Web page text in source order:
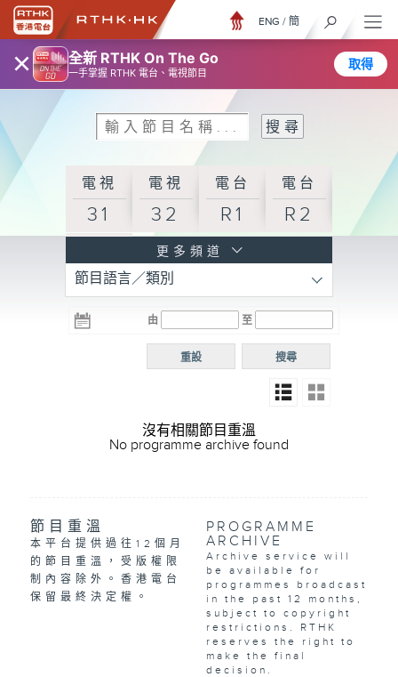
× 全新 RTHK On The Go
一手掌握 RTHK 電台、電視節目
取得
ENG / 簡
電視
31
電視
32
電台
R1
電台
R2
R3
電台 電台
R5
電台
普通
更多頻道
節目語言／類別
由 至
搜尋
重設
沒有相關節目重溫
No programme archive found
節目重溫
本平台提供過往12個月
的節目重溫，受版權限
制內容除外。香港電台
保留最終決定權。
PROGRAMME
ARCHIVE
Archive service will
be available for
programmes broadcast
in the past 12 months,
subject to copyright
restrictions. RTHK
reserves the right to
make the final
decision.